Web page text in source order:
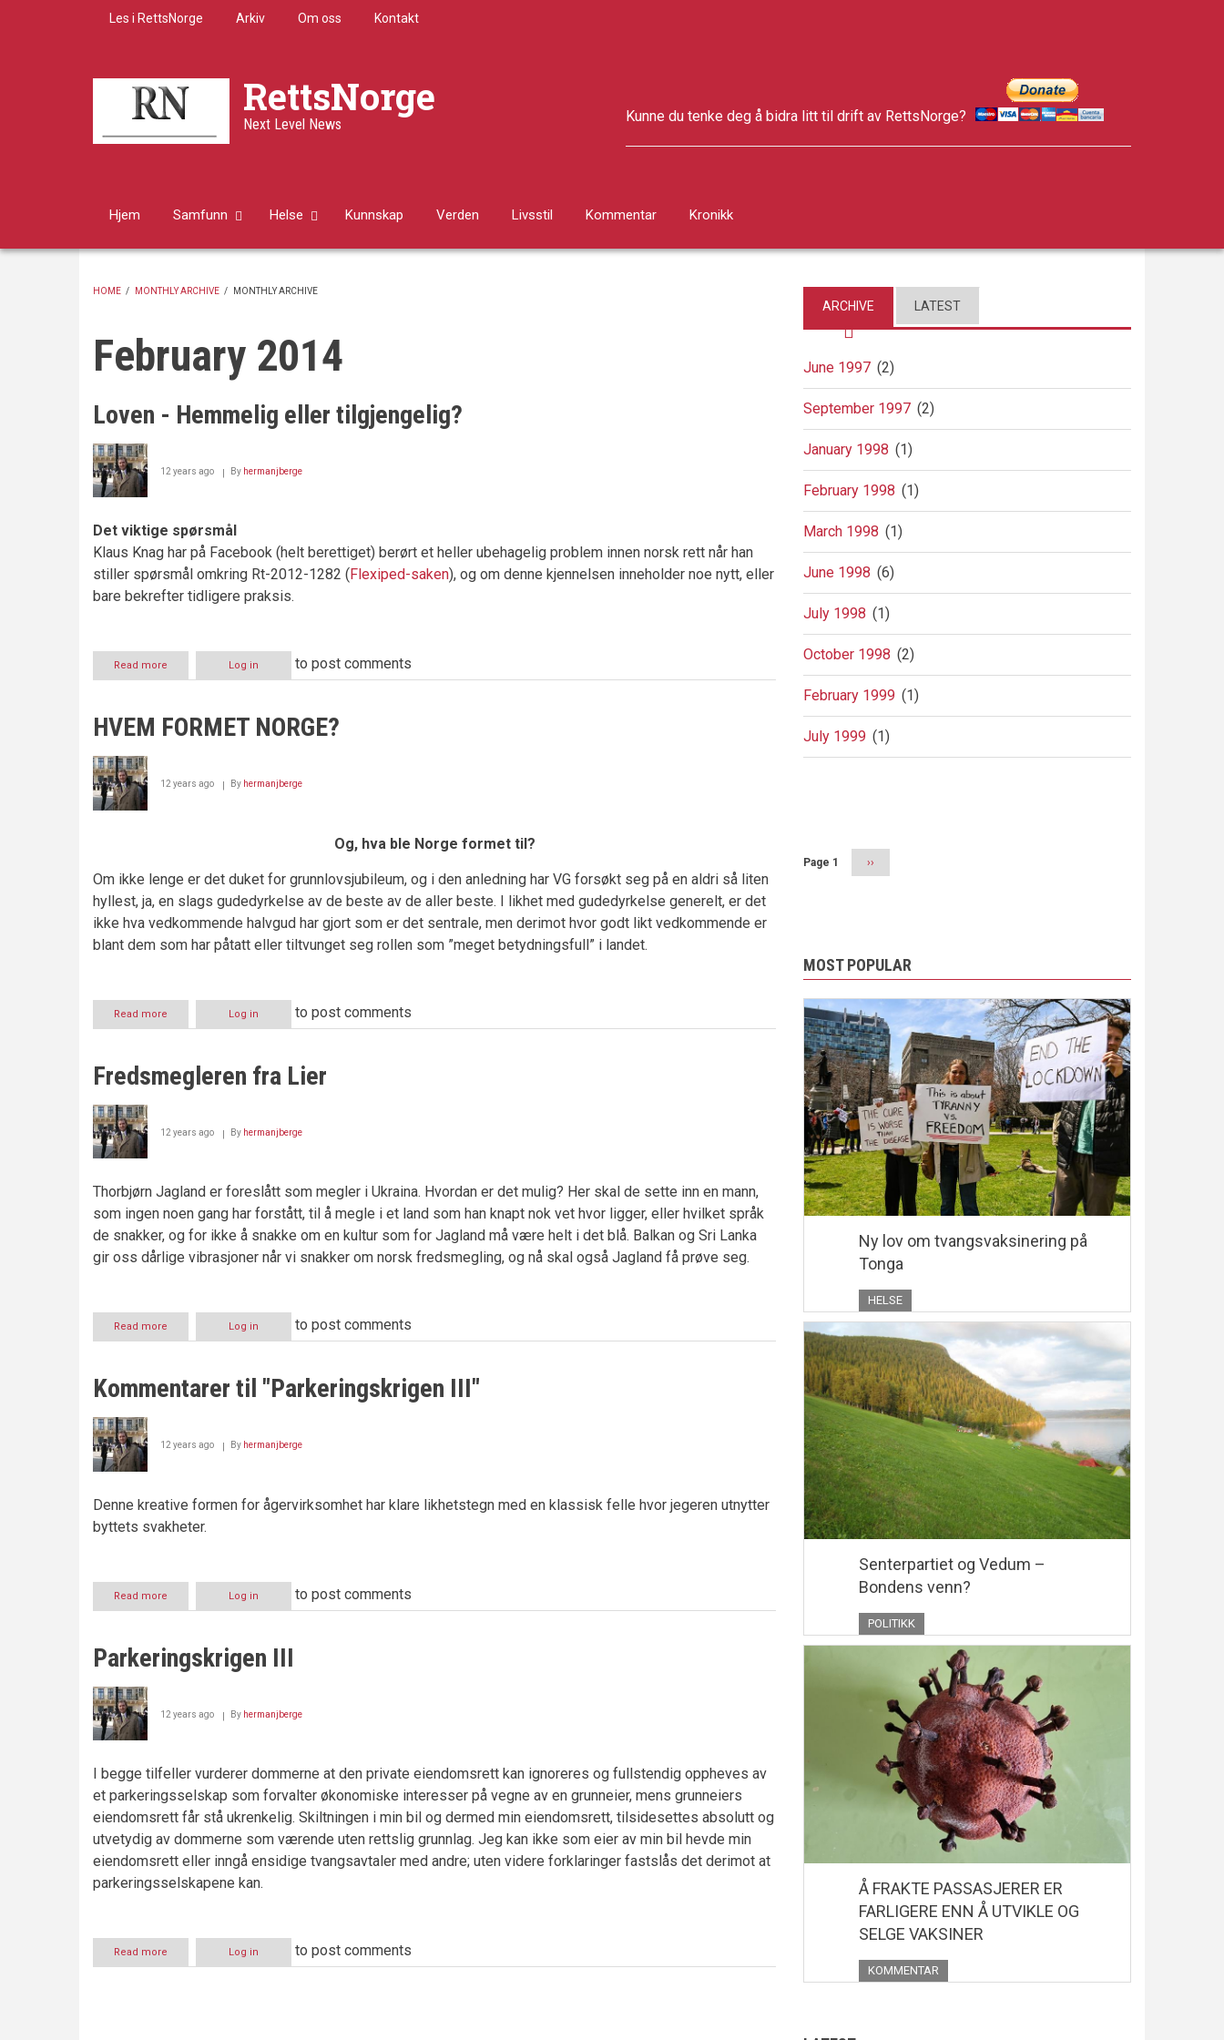
Les i RettsNorge Arkiv Om oss Kontakt
RettsNorge
Next Level News Kunne du tenke deg å bidra litt til drift av RettsNorge?
Hjem Samfunn Helse Kunnskap Verden Livsstil Kommentar Kronikk
HOME / MONTHLY ARCHIVE / MONTHLY ARCHIVE
February 2014
Loven - Hemmelig eller tilgjengelig?
12 years ago By hermanjberge
Det viktige spørsmål
Klaus Knag har på Facebook (helt berettiget) berørt et heller ubehagelig problem innen norsk rett når han
stiller spørsmål omkring Rt-2012-1282 ( Flexiped-saken), og om denne kjennelsen inneholder noe nytt, eller
bare bekrefter tidligere praksis.
Read more
Loven
eller
Log in to post comments
HVEM FORMET NORGE?
12 years ago By hermanjberge
Og, hva ble Norge formet til?
Om ikke lenge er det duket for grunnlovsjubileum, og i den anledning har VG forsøkt seg på en aldri så liten
hyllest, ja, en slags gudedyrkelse av de beste av de aller beste. I likhet med gudedyrkelse generelt, er det
ikke hva vedkommende halvgud har gjort som er det sentrale, men derimot hvor godt likt vedkommende er
blant dem som har påtatt eller tiltvunget seg rollen som ”meget betydningsfull” i landet.
Read more
HVEM
Log in to post comments
Fredsmegleren fra Lier
12 years ago By hermanjberge
Thorbjørn Jagland er foreslått som megler i Ukraina. Hvordan er det mulig? Her skal de sette inn en mann,
som ingen noen gang har forstått, til å megle i et land som han knapt nok vet hvor ligger, eller hvilket språk
de snakker, og for ikke å snakke om en kultur som for Jagland må være helt i det blå. Balkan og Sri Lanka
gir oss dårlige vibrasjoner når vi snakker om norsk fredsmegling, og nå skal også Jagland få prøve seg.
Read more
Fredsmegleren
Log in to post comments
Kommentarer til "Parkeringskrigen III"
12 years ago By hermanjberge
Denne kreative formen for ågervirksomhet har klare likhetstegn med en klassisk felle hvor jegeren utnytter
byttets svakheter.
Read more
Kommentarer
III"
Log in to post comments
Parkeringskrigen III
12 years ago By hermanjberge
I begge tilfeller vurderer dommerne at den private eiendomsrett kan ignoreres og fullstendig oppheves av
et parkeringsselskap som forvalter økonomiske interesser på vegne av en grunneier, mens grunneiers
eiendomsrett får stå ukrenkelig. Skiltningen i min bil og dermed min eiendomsrett, tilsidesettes absolutt og
utvetydig av dommerne som værende uten rettslig grunnlag. Jeg kan ikke som eier av min bil hevde min
eiendomsrett eller inngå ensidige tvangsavtaler med andre; uten videre forklaringer fastslås det derimot at
parkeringsselskapene kan.
Read more
Parkeringskrigen
Log in to post comments
ARCHIVE LATEST
June 1997 (2)
September 1997 (2)
January 1998 (1)
February 1998 (1)
March 1998 (1)
June 1998 (6)
July 1998 (1)
October 1998 (2)
February 1999 (1)
July 1999 (1)
Page 1
Next
page
››
MOST POPULAR
Ny lov om tvangsvaksinering på
Tonga
HELSE
Senterpartiet og Vedum –
Bondens venn?
POLITIKK
Å FRAKTE PASSASJERER ER
FARLIGERE ENN Å UTVIKLE OG
SELGE VAKSINER
KOMMENTAR